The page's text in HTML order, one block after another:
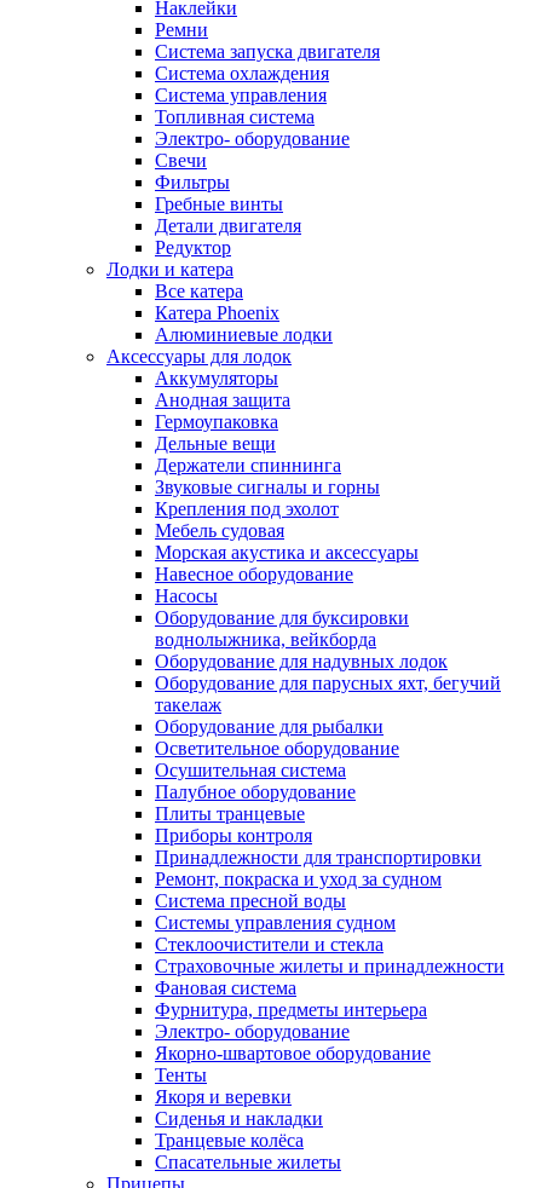
Наклейки
Ремни
Система запуска двигателя
Система охлаждения
Система управления
Топливная система
Электро- оборудование
Свечи
Фильтры
Гребные винты
Детали двигателя
Редуктор
Лодки и катера
Все катера
Катера Phoenix
Алюминиевые лодки
Аксессуары для лодок
Аккумуляторы
Анодная защита
Гермоупаковка
Дельные вещи
Держатели спиннинга
Звуковые сигналы и горны
Крепления под эхолот
Мебель судовая
Морская акустика и аксессуары
Навесное оборудование
Насосы
Оборудование для буксировки
воднолыжника, вейкборда
Оборудование для надувных лодок
Оборудование для парусных яхт, бегучий
такелаж
Оборудование для рыбалки
Осветительное оборудование
Осушительная система
Палубное оборудование
Плиты транцевые
Приборы контроля
Принадлежности для транспортировки
Ремонт, покраска и уход за судном
Система пресной воды
Системы управления судном
Стеклоочистители и стекла
Страховочные жилеты и принадлежности
Фановая система
Фурнитура, предметы интерьера
Электро- оборудование
Якорно-швартовое оборудование
Тенты
Якоря и веревки
Сиденья и накладки
Транцевые колёса
Спасательные жилеты
Прицепы